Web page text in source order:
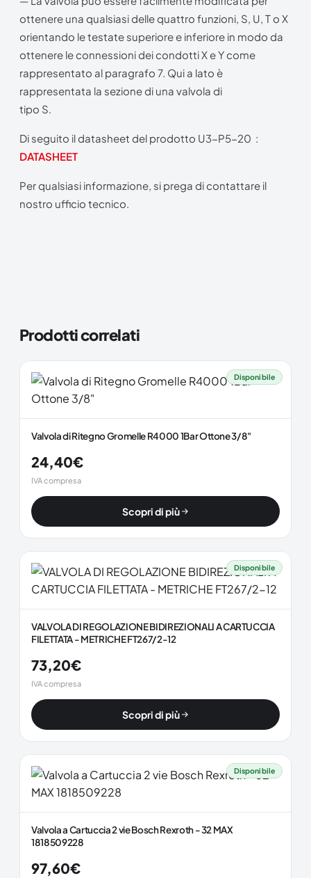
ottenere una qualsiasi delle quattro funzioni, S, U, T o X
orientando le testate superiore e inferiore in modo da
ottenere le connessioni dei condotti X e Y come
rappresentato al paragrafo 7. Qui a lato è
rappresentata la sezione di una valvola di
tipo S.
Di seguito il datasheet del prodotto U3-P5-20 :
DATASHEET
Per qualsiasi informazione, si prega di contattare il
nostro ufficio tecnico.
Prodotti correlati
Disponibile
Valvola di Ritegno Gromelle R4000 1Bar Ottone 3/8"
24,40€
IVA compresa
Scopri di più
Disponibile
VALVOLA DI REGOLAZIONE BIDIREZIONALI A CARTUCCIA
FILETTATA - METRICHE FT267/2-12
73,20€
IVA compresa
Scopri di più
Disponibile
Valvola a Cartuccia 2 vie Bosch Rexroth - 32 MAX
1818509228
97,60€